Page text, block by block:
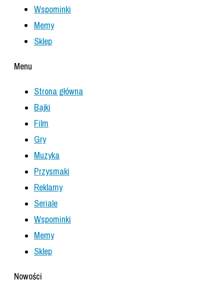
Wspominki
Memy
Sklep
Menu
Strona główna
Bajki
Film
Gry
Muzyka
Przysmaki
Reklamy
Seriale
Wspominki
Memy
Sklep
Nowości